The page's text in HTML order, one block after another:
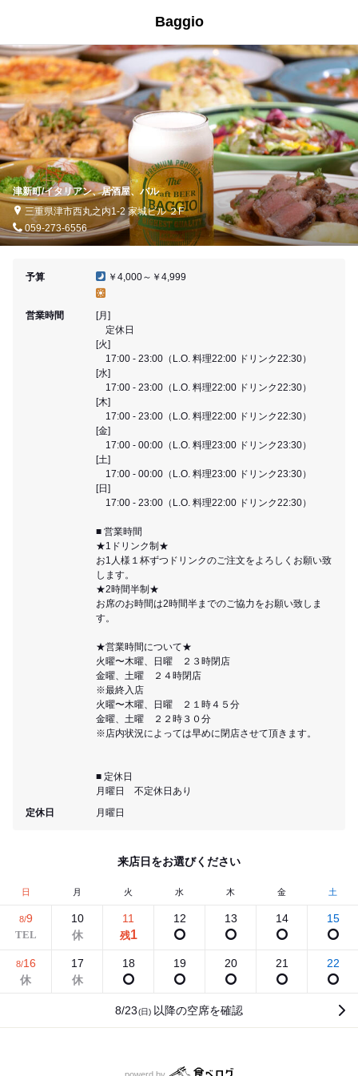
Baggio
津新町/イタリアン、居酒屋、バル
三重県津市西丸之内1-2 家城ビル ２F
059-273-6556
予算 ￥4,000～￥4,999
営業時間
[月]
定休日
[火]
17:00 - 23:00（L.O. 料理22:00 ドリンク22:30）
[水]
17:00 - 23:00（L.O. 料理22:00 ドリンク22:30）
[木]
17:00 - 23:00（L.O. 料理22:00 ドリンク22:30）
[金]
17:00 - 00:00（L.O. 料理23:00 ドリンク23:30）
[土]
17:00 - 00:00（L.O. 料理23:00 ドリンク23:30）
[日]
17:00 - 23:00（L.O. 料理22:00 ドリンク22:30）
■ 営業時間
★1ドリンク制★
お1人様１杯ずつドリンクのご注文をよろしくお願い致
します。
★2時間半制★
お席のお時間は2時間半までのご協力をお願い致しま
す。
★営業時間について★
火曜〜木曜、日曜 ２３時閉店
金曜、土曜 ２４時閉店
※最終入店
火曜〜木曜、日曜 ２１時４５分
金曜、土曜 ２２時３０分
※店内状況によっては早めに閉店させて頂きます。
■ 定休日
月曜日 不定休日あり
定休日
月曜日
来店日をお選びください
日 月 火 水 木 金 土
8/9 10 11
残1
12 13 14 15
8/16 17 18 19 20 21 22
8/23(日) 以降の空席を確認